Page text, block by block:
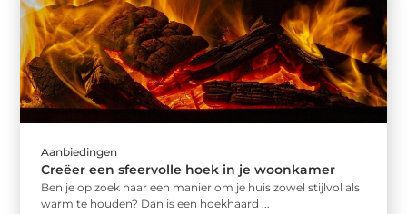
Aanbiedingen
Creëer een sfeervolle hoek in je woonkamer
Ben je op zoek naar een manier om je huis zowel stijlvol als
warm te houden? Dan is een hoekhaard ...